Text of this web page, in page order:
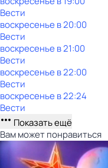
Вести
воскресенье в20:00
Вести
воскресенье в21:00
Вести
воскресенье в22:00
Вести
воскресенье в22:24
Вести
Показать ещё
Вам может понравиться